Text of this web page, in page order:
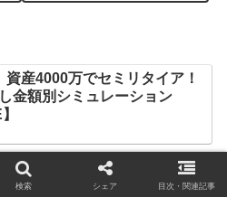
資産4000万でセミリタイア！
金額別シミュレーション
検索 シェア 目次・関連記事